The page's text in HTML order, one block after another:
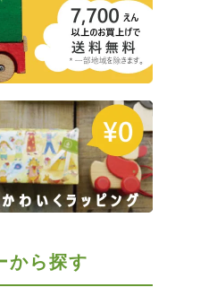
から探す